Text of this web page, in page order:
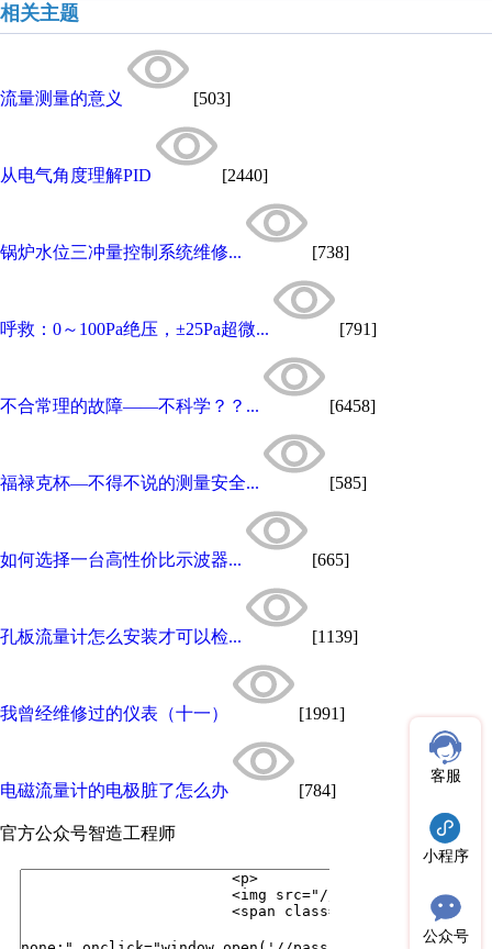
相关主题
流量测量的意义 [503]
从电气角度理解PID [2440]
锅炉水位三冲量控制系统维修... [738]
呼救：0～100Pa绝压，±25Pa超微... [791]
不合常理的故障——不科学？？... [6458]
福禄克杯—不得不说的测量安全... [585]
如何选择一台高性价比示波器... [665]
孔板流量计怎么安装才可以检... [1139]
我曾经维修过的仪表（十一） [1991]
电磁流量计的电极脏了怎么办 [784]
官方公众号智造工程师
客服
小程序
公众号